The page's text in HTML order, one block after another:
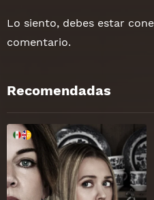
Lo siento, debes estar
comentario.
Recomendadas